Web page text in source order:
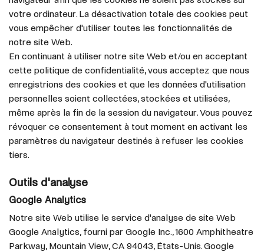
votre ordinateur. La désactivation totale des cookies peut
vous empêcher d'utiliser toutes les fonctionnalités de
notre site Web.
En continuant à utiliser notre site Web et/ou en acceptant
cette politique de confidentialité, vous acceptez que nous
enregistrions des cookies et que les données d'utilisation
personnelles soient collectées, stockées et utilisées,
même après la fin de la session du navigateur. Vous pouvez
révoquer ce consentement à tout moment en activant les
paramètres du navigateur destinés à refuser les cookies
tiers.
Outils d'analyse
Google Analytics
Notre site Web utilise le service d'analyse de site Web
Google Analytics, fourni par Google Inc., 1600 Amphitheatre
Parkway, Mountain View, CA 94043, États-Unis. Google